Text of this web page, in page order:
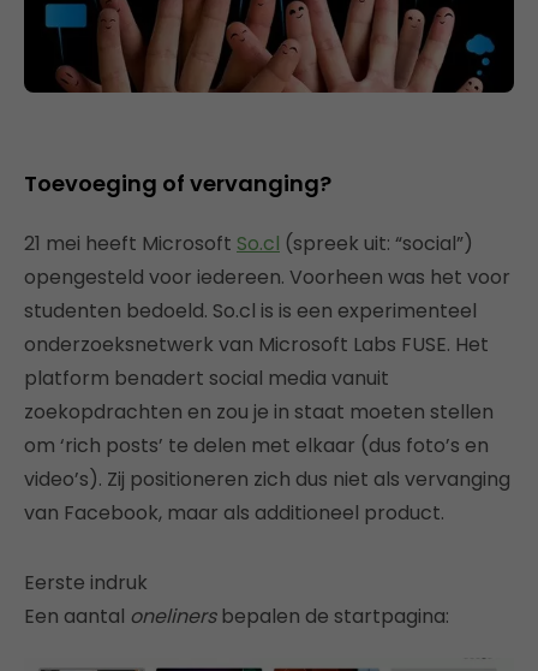
Toevoeging of vervanging?
21 mei heeft Microsoft So.cl (spreek uit: “social”)
opengesteld voor iedereen. Voorheen was het voor
studenten bedoeld. So.cl is is een experimenteel
onderzoeksnetwerk van Microsoft Labs FUSE. Het
platform benadert social media vanuit
zoekopdrachten en zou je in staat moeten stellen
om ‘rich posts’ te delen met elkaar (dus foto’s en
video’s). Zij positioneren zich dus niet als vervanging
van Facebook, maar als additioneel product.
Eerste indruk
Een aantal onelinersbepalen de startpagina: